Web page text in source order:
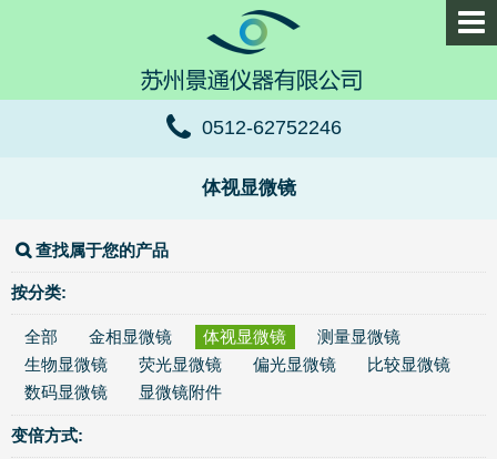
0512-62752246
体视显微镜
查找属于您的产品
按分类:
全部 金相显微镜 体视显微镜
测量显微镜
生物显微镜
荧光显微镜 偏光显微镜
比较显微镜
数码显微镜
显微镜附件
变倍方式: